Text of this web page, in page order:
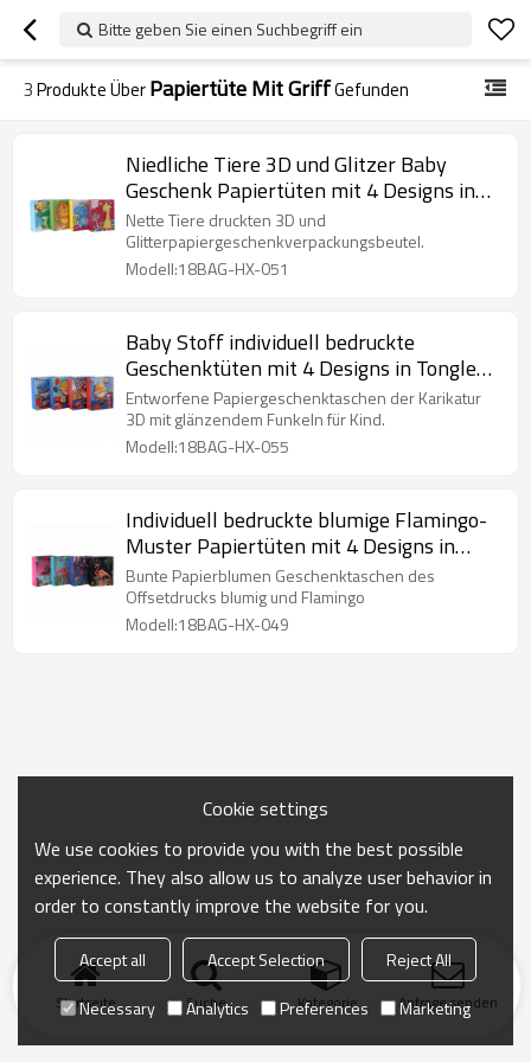
Bitte geben Sie einen Suchbegriff ein
3Produkte ÜberPapiertüte Mit GriffGefunden
Niedliche Tiere 3D und Glitzer Baby
Geschenk Papiertüten mit 4 Designs in
Tongle Verpackung sortiert
Nette Tiere druckten 3D und
Glitterpapiergeschenkverpackungsbeutel.
Modell:18BAG-HX-051
Baby Stoff individuell bedruckte
Geschenktüten mit 4 Designs in Tongle
Verpackung sortiert
Entworfene Papiergeschenktaschen der Karikatur
3D mit glänzendem Funkeln für Kind.
Modell:18BAG-HX-055
Individuell bedruckte blumige Flamingo-
Muster Papiertüten mit 4 Designs in
Tongle Verpackung
Bunte Papierblumen Geschenktaschen des
Offsetdrucks blumig und Flamingo
Modell:18BAG-HX-049
Startseite Suche Kategorie Anfrage senden
Cookie settings
We use cookies to provide you with the best possible
experience. They also allow us to analyze user behavior in
order to constantly improve the website for you.
Accept all Accept Selection
Reject All
Necessary
Analytics Preferences Marketing